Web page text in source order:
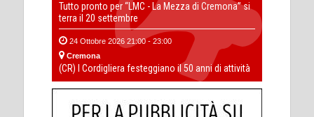
Tutto pronto per “LMC - La Mezza di Cremona” si
terra il 20 settembre
24 Ottobre 2026 21:00 - 23:00
Cremona
(CR) I Cordigliera festeggiano il 50 anni di attività